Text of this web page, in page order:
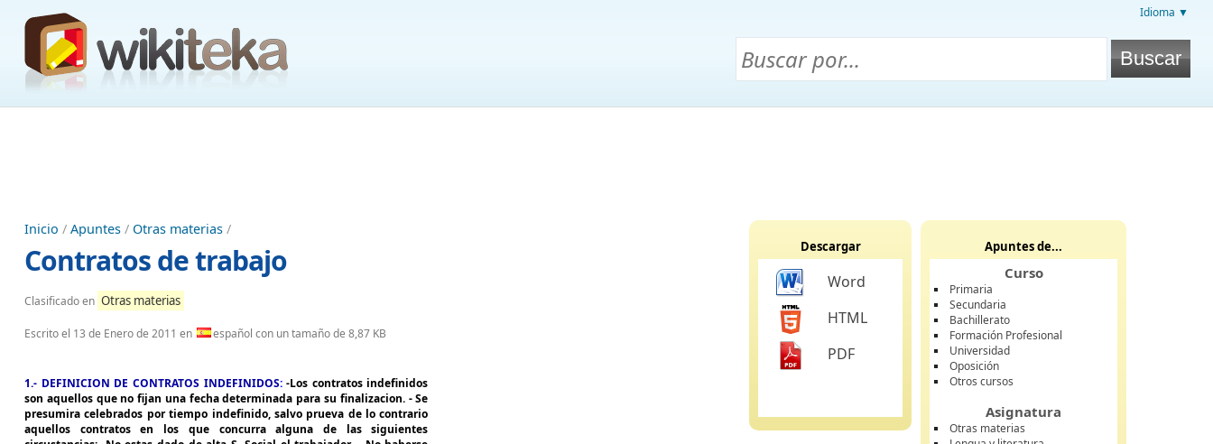
Idioma ▼
Inicio / Apuntes / Otras materias /
Contratos de trabajo
Clasificado en Otras materias
Escrito el 13 de Enero de 2011 en español con un tamaño de 8,87 KB
1.- DEFINICION DE CONTRATOS INDEFINIDOS:-Los contratos indefinidos
son aquellos que no fijan una fecha determinada para su finalizacion. - Se
presumira celebrados por tiempo indefinido, salvo prueva de lo contrario
aquellos contratos en los que concurra alguna de las siguientes
Descargar
Word
HTML
PDF
Apuntes de...
Curso
Primaria
Secundaria
Bachillerato
Formación Profesional
Universidad
Oposición
Otros cursos
Asignatura
Otras materias